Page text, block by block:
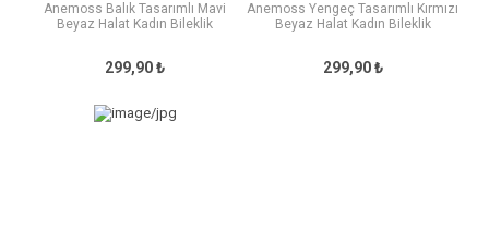
Anemoss Balık Tasarımlı Mavi
Beyaz Halat Kadın Bileklik
299,90 ₺
Anemoss Yengeç Tasarımlı Kırmızı
Beyaz Halat Kadın Bileklik
299,90 ₺